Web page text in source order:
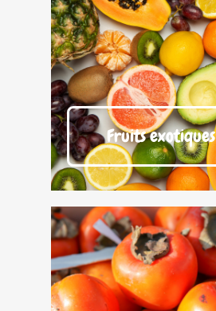
Fruits exotiques